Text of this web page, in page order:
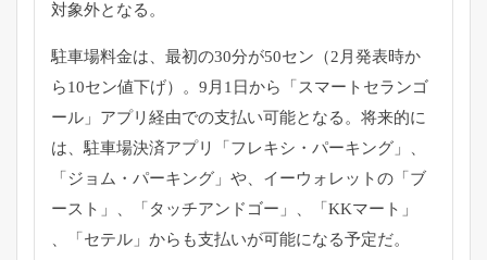
対象外となる。
駐車場料金は、最初の30分が50セン（2月発表時か
ら10セン値下げ）。9月1日から「 スマートセランゴ
ール」アプリ経由での支払い可能となる。 将来的に
は、駐車場決済アプリ「フレキシ・パーキング」、
「 ジョム・パーキング」や、イーウォレットの「ブ
ースト」、「 タッチアンドゴー」、「KKマート」
、「セテル」からも支払いが可能になる予定だ。